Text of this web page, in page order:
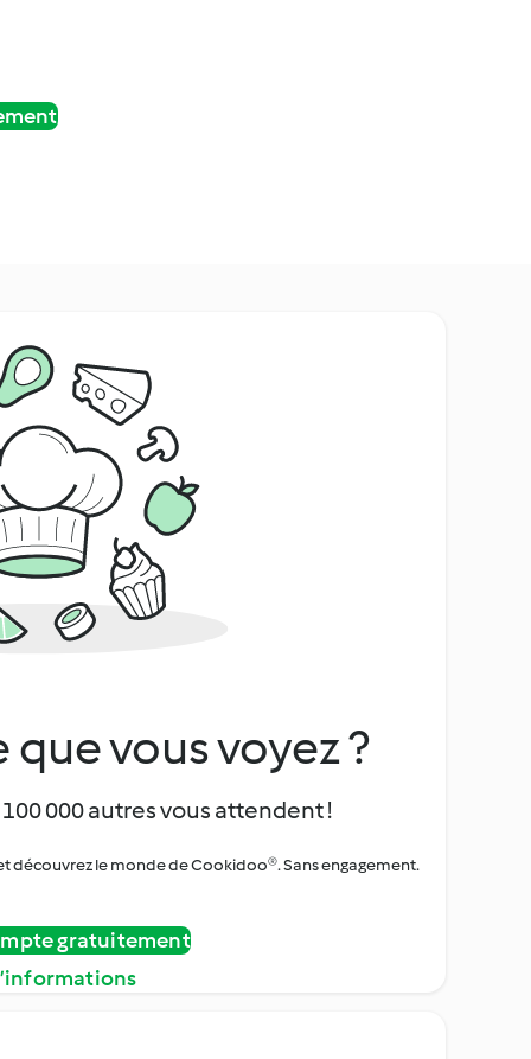
vous voyez ?
000 autres vous attendent !
découvrez le monde de Cookidoo®. Sans engagement.
gratuitement